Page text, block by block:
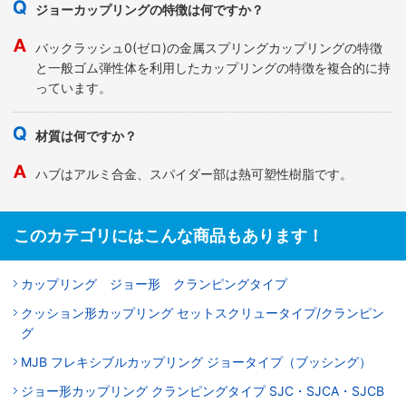
ジョーカップリングの特徴は何ですか？
バックラッシュ0(ゼロ)の金属スプリングカップリングの特徴
と一般ゴム弾性体を利用したカップリングの特徴を複合的に持
っています。
材質は何ですか？
ハブはアルミ合金、スパイダー部は熱可塑性樹脂です。
このカテゴリにはこんな商品もあります！
カップリング ジョー形 クランピングタイプ
クッション形カップリング セットスクリュータイプ/クランピン
グ
MJB フレキシブルカップリング ジョータイプ（ブッシング）
ジョー形カップリング クランピングタイプ SJC・SJCA・SJCB